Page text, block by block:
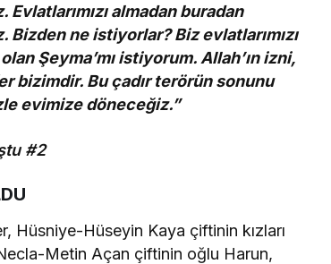
Evlatlarımızı almadan buradan
Bizden ne istiyorlar? Biz evlatlarımızı
Şeyma’mı istiyorum. Allah’ın izni,
bizimdir. Bu çadır terörün sonunu
evimize döneceğiz.”
Hüsniye-Hüseyin Kaya çiftinin kızları
Metin Açan çiftinin oğlu Harun,